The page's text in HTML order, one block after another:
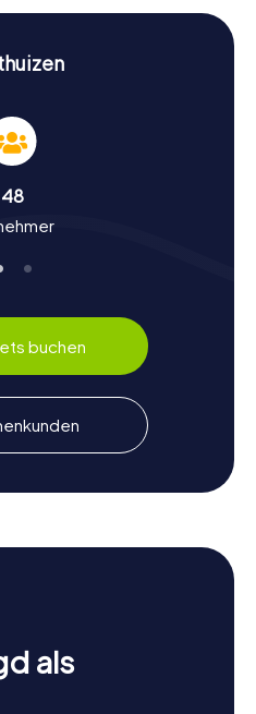
zu machen und eure
sind nicht nur ein
Reise in die Vergangenheit.
als Bauerndorf
über die Jahrhunderte
eurer Schnitzeljagd erfahrt
Wusstet ihr, dass
Standort für die
seine Traditionen
mehr über die lokale Kultur
einige kulinarische
typisch für die Region sind.
Benthuizen die
Region weiter zu
Zoetermeer eröffnet euch
Tag mit weiteren
euch für die Natur
Kanäle spazieren.
Ausgangspunkt, um die
Region zu entdecken.
48
buchen
als